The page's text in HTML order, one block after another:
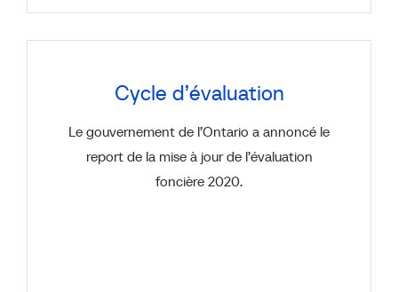
Cycle d’évaluation
Le gouvernement de l’Ontario a annoncé le
report de la mise à jour de l’évaluation
foncière 2020.